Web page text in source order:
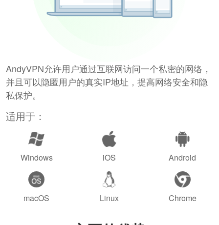
AndyVPN允许用户通过互联网访问一个私密的网络，
并且可以隐匿用户的真实IP地址，提高网络安全和隐
私保护。
适用于：
Windows iOS Android
macOS Linux Chrome